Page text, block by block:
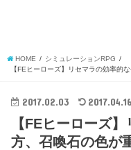
HOME
シミュレーションRPG
【FEヒーローズ】リセマラの効率的
2017.02.03 2017.04.16
【FEヒーローズ
方、召喚石の色が